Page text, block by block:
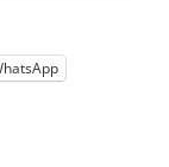
- 13
un